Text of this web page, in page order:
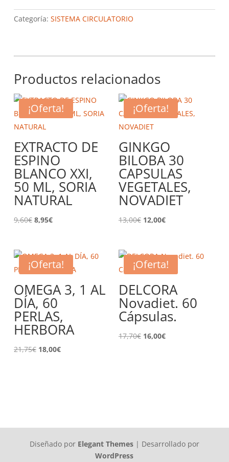
Categoría: SISTEMA CIRCULATORIO
Productos relacionados
¡Oferta!
EXTRACTO DE
ESPINO
BLANCO XXI,
50 ML, SORIA
NATURAL
9,60€ El
era:
9,60€.
8,95€El
es:
8,95€.
¡Oferta!
GINKGO
BILOBA 30
CAPSULAS
VEGETALES,
NOVADIET
13,00€ El
era:
13,00€.
12,00€El
es:
12,00€.
¡Oferta!
OMEGA 3, 1 AL
DÍA, 60
PERLAS,
HERBORA
21,75€ El
18,00€El
¡Oferta!
DELCORA
Novadiet. 60
Cápsulas.
17,70€ El
16,00€El
Diseñado por Elegant Themes| Desarrollado por
WordPress